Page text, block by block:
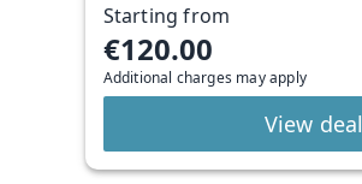
Starting from
€120.00
Additional charges may apply
View deal